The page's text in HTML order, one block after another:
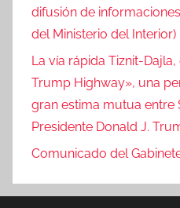
difusión de
del Ministerio del Interior)
La vía rápida Tiznit-
Trump Highway», una
gran estima mutua entre
Presidente Donald J.
Comunicado del